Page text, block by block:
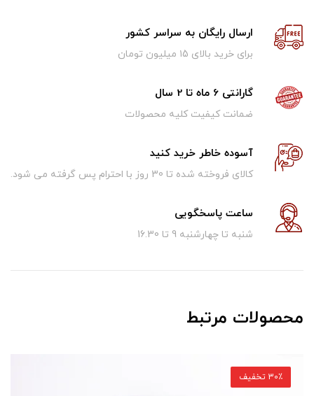
ارسال رایگان به سراسر کشور
برای خرید بالای ۱5 میلیون تومان
گارانتی 6 ماه تا 2 سال
ضمانت کیفیت کلیه محصولات
آسوده خاطر خرید کنید
کالای فروخته شده تا 30 روز با احترام پس گرفته می شود.
ساعت پاسخگویی
شنبه تا چهارشنبه 9 تا 16.30
محصولات مرتبط
30٪ تخفیف